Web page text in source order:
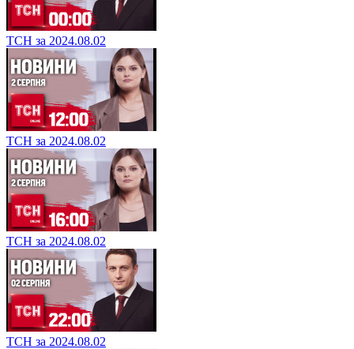
ТСН за 2024.08.02
ТСН за 2024.08.02
ТСН за 2024.08.02
ТСН за 2024.08.02